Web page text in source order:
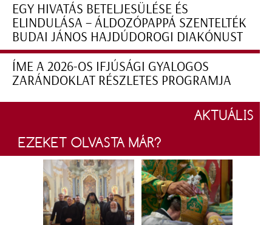
EGY HIVATÁS BETELJESÜLÉSE ÉS
ELINDULÁSA – ÁLDOZÓPAPPÁ SZENTELTÉK
BUDAI JÁNOS HAJDÚDOROGI DIAKÓNUST
ÍME A 2026-OS IFJÚSÁGI GYALOGOS
ZARÁNDOKLAT RÉSZLETES PROGRAMJA
AKTUÁLIS
EZEKET OLVASTA MÁR?